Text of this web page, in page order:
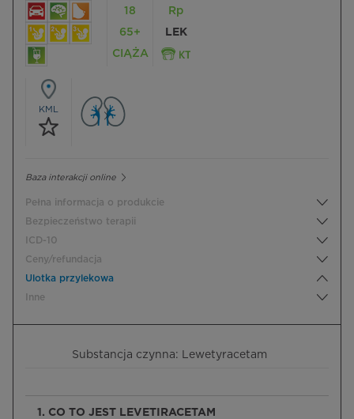
18
65+
CIĄŻA
Rp
LEK
KML
Baza interakcji online
Pełna informacja o produkcie
Bezpieczeństwo terapii
ICD-10
Ceny/refundacja
Ulotka przylekowa
Inne
Substancja czynna: Lewetyracetam
1. CO TO JEST LEVETIRACETAM